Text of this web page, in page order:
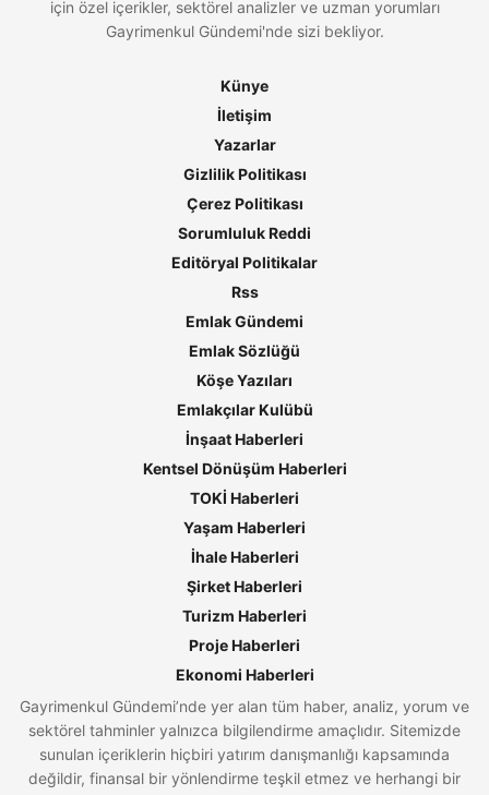
için özel içerikler, sektörel analizler ve uzman yorumları
Gayrimenkul Gündemi'nde sizi bekliyor.
Künye
İletişim
Yazarlar
Gizlilik Politikası
Çerez Politikası
Sorumluluk Reddi
Editöryal Politikalar
Rss
Emlak Gündemi
Emlak Sözlüğü
Köşe Yazıları
Emlakçılar Kulübü
İnşaat Haberleri
Kentsel Dönüşüm Haberleri
TOKİ Haberleri
Yaşam Haberleri
İhale Haberleri
Şirket Haberleri
Turizm Haberleri
Proje Haberleri
Ekonomi Haberleri
Gayrimenkul Gündemi’nde yer alan tüm haber, analiz, yorum ve
sektörel tahminler yalnızca bilgilendirme amaçlıdır. Sitemizde
sunulan içeriklerin hiçbiri yatırım danışmanlığı kapsamında
değildir, finansal bir yönlendirme teşkil etmez ve herhangi bir